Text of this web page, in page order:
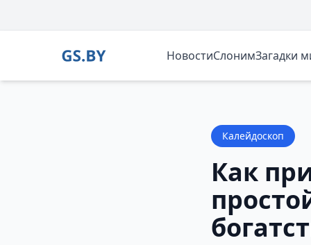
НовостиСлонимЗагадки
Калейдоскоп
Как